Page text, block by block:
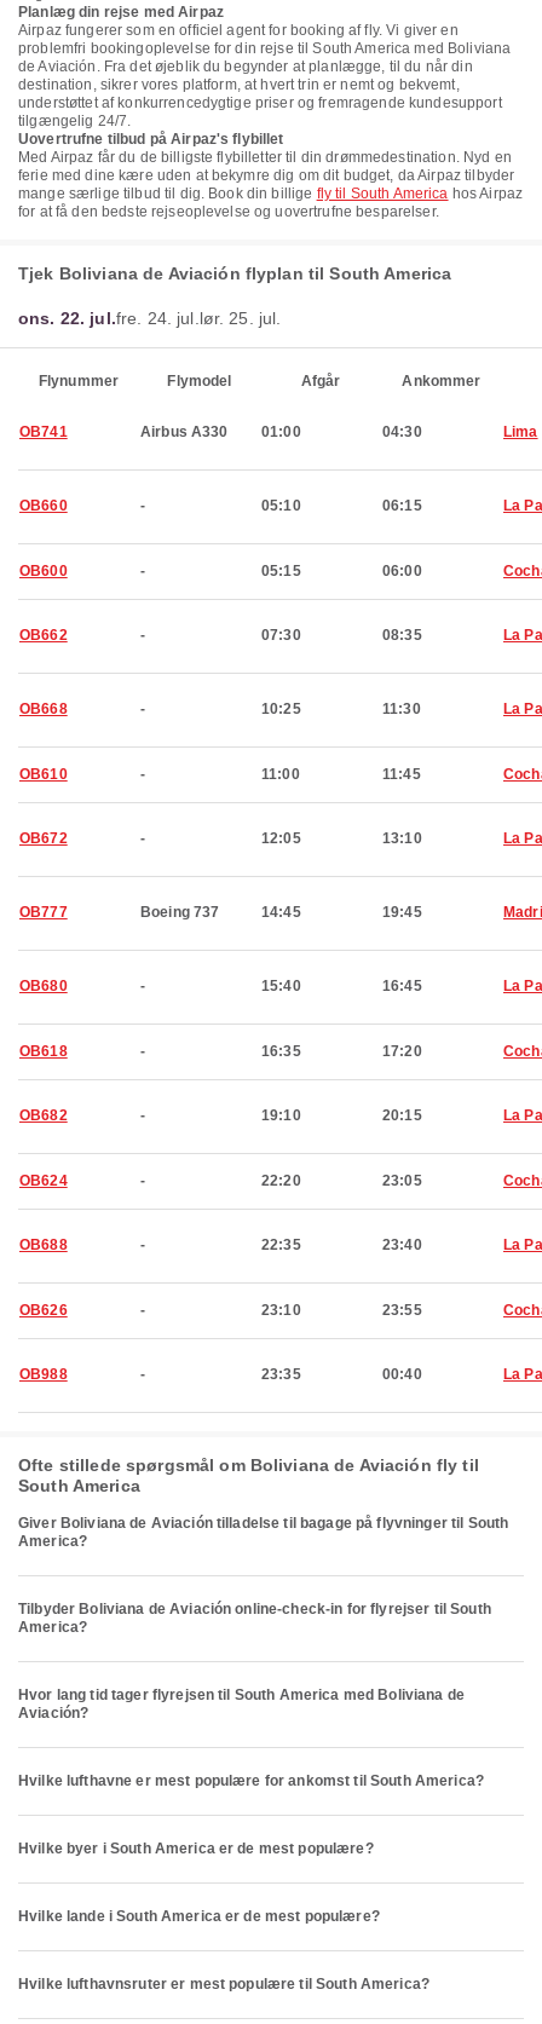
Planlæg din rejse med Airpaz
Airpaz fungerer som en officiel agent for booking af fly. Vi giver en
problemfri bookingoplevelse for din rejse til South America med Boliviana
de Aviación. Fra det øjeblik du begynder at planlægge, til du når din
destination, sikrer vores platform, at hvert trin er nemt og bekvemt,
understøttet af konkurrencedygtige priser og fremragende kundesupport
tilgængelig 24/7.
Uovertrufne tilbud på Airpaz's flybillet
Med Airpaz får du de billigste flybilletter til din drømmedestination. Nyd en
ferie med dine kære uden at bekymre dig om dit budget, da Airpaz tilbyder
mange særlige tilbud til dig. Book din billige fly til South America hos Airpaz
for at få den bedste rejseoplevelse og uovertrufne besparelser.
Tjek Boliviana de Aviación flyplan til South America
ons. 22. jul.fre. 24. jul. lør. 25. jul.
Flynummer Flymodel Afgår Ankommer
OB741 Airbus A330 01:00 04:30 Lima
OB660 - 05:10 06:15 La
OB600 - 05:15 06:00
OB662 - 07:30 08:35 La
OB668 - 10:25 11:30 La
OB610 - 11:00 11:45
OB672 - 12:05 13:10 La
OB777 Boeing 737 14:45 19:45
OB680 - 15:40 16:45 La
OB618 - 16:35 17:20
OB682 - 19:10 20:15 La
OB624 - 22:20 23:05
OB688 - 22:35 23:40 La
OB626 - 23:10 23:55
OB988 - 23:35 00:40 La
Ofte stillede spørgsmål om Boliviana de Aviación fly til
South America
Giver Boliviana de Aviación tilladelse til bagage på flyvninger til South
America?
Tilbyder Boliviana de Aviación online-check-in for flyrejser til South
America?
Hvor lang tid tager flyrejsen til South America med Boliviana de
Aviación?
Hvilke lufthavne er mest populære for ankomst til South America?
Hvilke byer i South America er de mest populære?
Hvilke lande i South America er de mest populære?
Hvilke lufthavnsruter er mest populære til South America?